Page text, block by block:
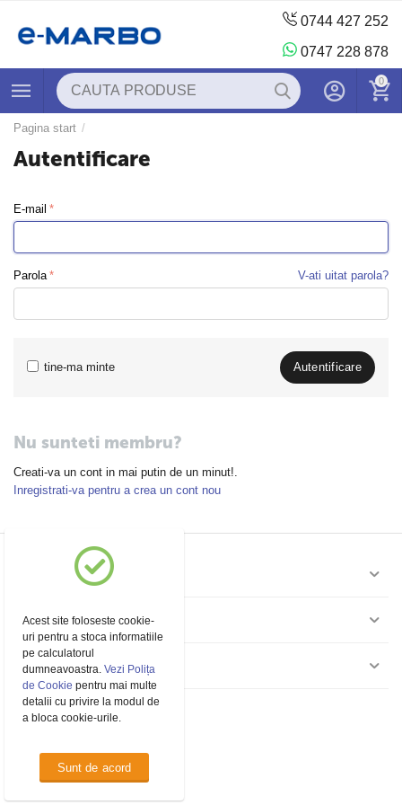
0744 427 252
0747 228 878
0
Pagina start /
Autentificare
E-mail
Parola V-ati uitat parola?
Autentificare
tine-ma minte
Nu sunteti membru?
Creati-va un cont in mai putin de un minut!.
Inregistrati-va pentru a crea un cont nou
Contul meu
Pagini
Contact
© 1994 - 2026 Marbo Trade.
Acest site foloseste cookie-
uri pentru a stoca informatiile
pe calculatorul
dumneavoastra.Vezi Polița
de Cookie pentru mai multe
detalii cu privire la modul de
a bloca cookie-urile.
Sunt de acord